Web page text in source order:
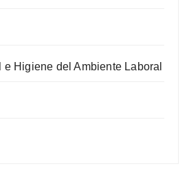
Higiene del Ambiente Laboral